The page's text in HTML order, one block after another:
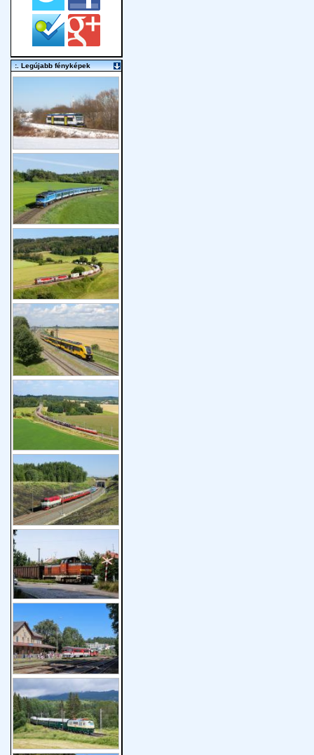
:. Legújabb fényképek